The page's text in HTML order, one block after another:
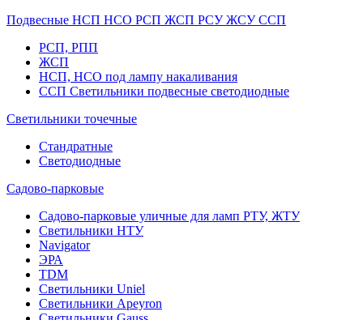
Подвесные НСП НСО РСП ЖСП РСУ ЖСУ ССП
РСП, РПП
ЖСП
НСП, НСО под лампу накаливания
ССП Светильники подвесные светодиодные
Светильники точечные
Стандратные
Светодиодные
Садово-парковые
Садово-парковые уличные для ламп РТУ, ЖТУ
Светильники НТУ
Navigator
ЭРА
TDM
Светильники Uniel
Светильники Apeyron